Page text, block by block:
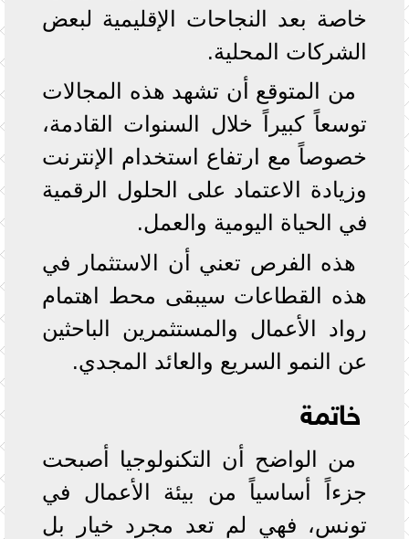
خاصة بعد النجاحات الإقليمية لبعض
الشركات المحلية.
من المتوقع أن تشهد هذه المجالات
توسعاً كبيراً خلال السنوات القادمة،
خصوصاً مع ارتفاع استخدام الإنترنت
وزيادة الاعتماد على الحلول الرقمية
في الحياة اليومية والعمل.
هذه الفرص تعني أن الاستثمار في
هذه القطاعات سيبقى محط اهتمام
رواد الأعمال والمستثمرين الباحثين
عن النمو السريع والعائد المجدي.
خاتمة
من الواضح أن التكنولوجيا أصبحت
جزءاً أساسياً من بيئة الأعمال في
تونس، فهي لم تعد مجرد خيار بل